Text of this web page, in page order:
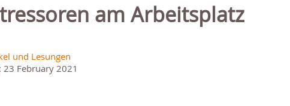
am Arbeitsplatz
und Lesungen
February 2021